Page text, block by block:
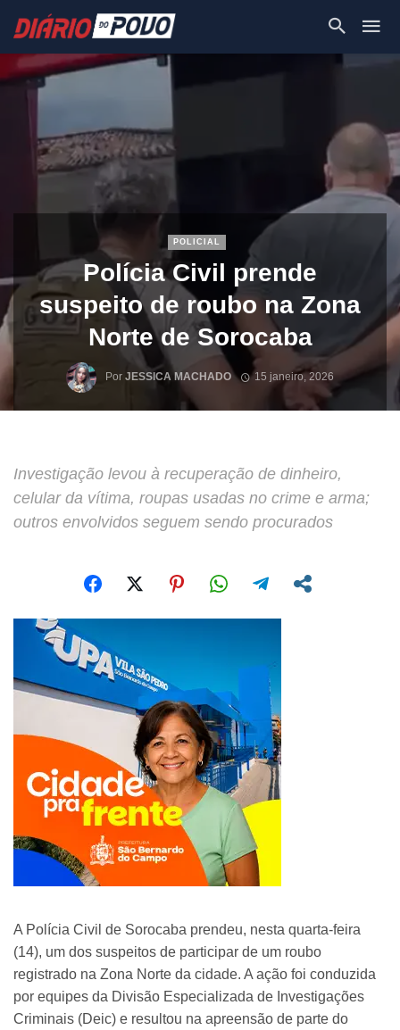
POLICIAL
Polícia Civil prende
suspeito de roubo na Zona
Norte de Sorocaba
PorJESSICA MACHADO 15 janeiro, 2026
Investigação levou à recuperação de dinheiro,
celular da vítima, roupas usadas no crime e arma;
outros envolvidos seguem sendo procurados
A Polícia Civil de Sorocaba prendeu, nesta quarta-feira
(14), um dos suspeitos de participar de um roubo
registrado na Zona Norte da cidade. A ação foi conduzida
por equipes da Divisão Especializada de Investigações
Criminais (Deic) e resultou na apreensão de parte do